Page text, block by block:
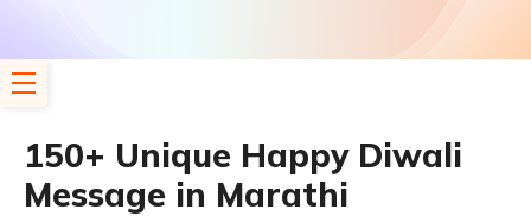
150+ Unique Happy Diwali
Message in Marathi